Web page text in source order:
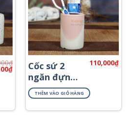
₫
₫Giá
391,500₫.
Cốc sứ 2
ngăn đựng
bàn chải
PKNT-03
110,000₫
THÊM VÀO GIỎ HÀNG